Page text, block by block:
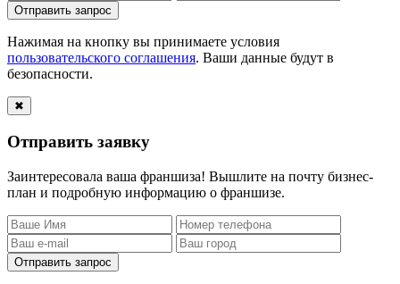
Отправить запрос
Нажимая на кнопку вы принимаете условия
пользовательского соглашения. Ваши данные будут в
безопасности.
✖
Отправить заявку
Заинтересовала ваша франшиза! Вышлите на почту бизнес-
план и подробную информацию о франшизе.
Отправить запрос